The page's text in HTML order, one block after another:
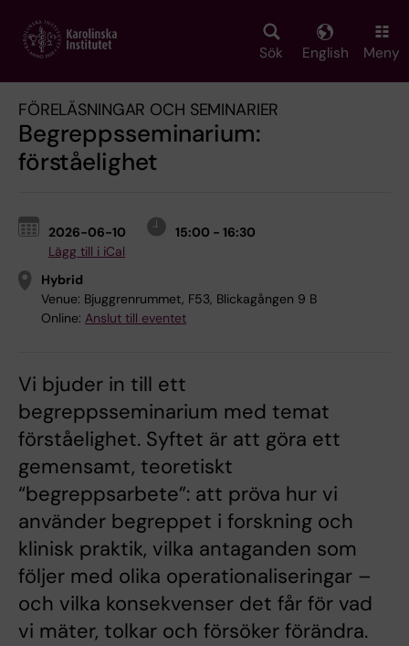
main
Sök English Meny
FÖRELÄSNINGAR OCH SEMINARIER
Begreppsseminarium:
förståelighet
2026-06-10
15:00 - 16:30
Lägg till i iCal
Hybrid
Venue: Bjuggrenrummet, F53, Blickagången 9 B
Online: Anslut till eventet
Vi bjuder in till ett
begreppsseminarium med temat
förståelighet. Syftet är att göra ett
gemensamt, teoretiskt
“begreppsarbete”: att pröva hur vi
använder begreppet i forskning och
klinisk praktik, vilka antaganden som
följer med olika operationaliseringar –
och vilka konsekvenser det får för vad
vi mäter, tolkar och försöker förändra.